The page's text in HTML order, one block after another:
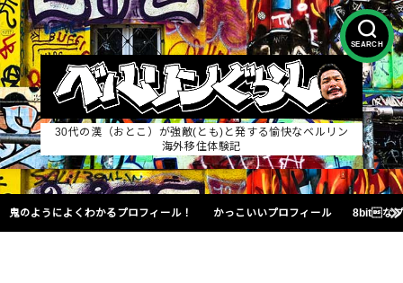
SEARCH
30代の漢（おとこ）が強敵(とも)と発する愉快なベルリン
海外移住体験記
鬼のようによくわかるプロフィール！ かっこいいプロフィール 8bitな